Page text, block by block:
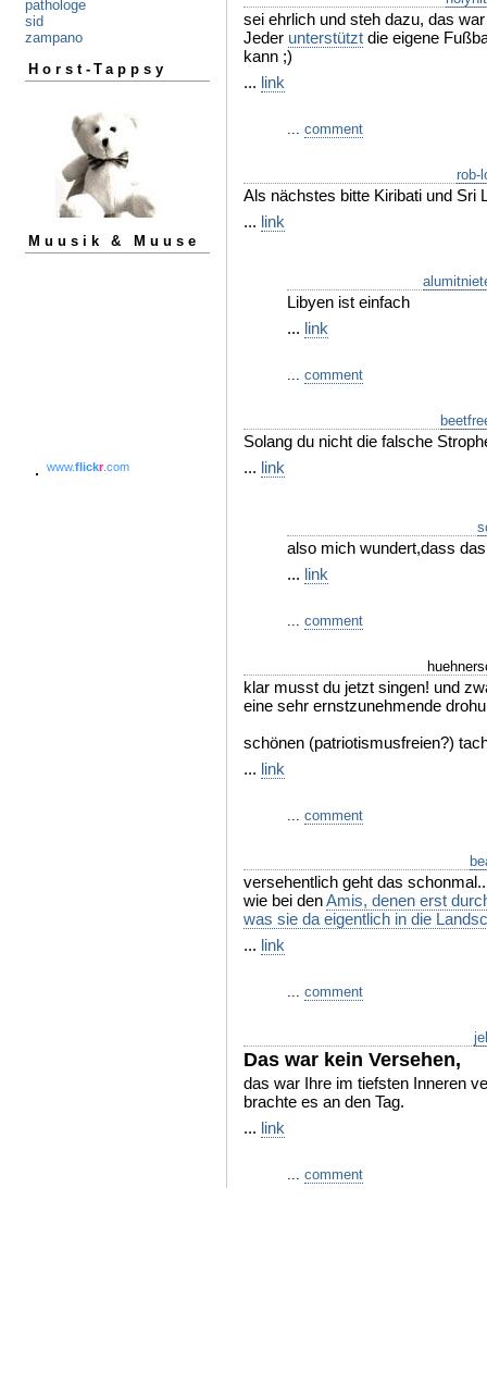
pathologe
sid
zampano
Horst-Tappsy
Muusik & Muuse
www.flickr.com
sei ehrlich und steh dazu, das
Jeder unterstützt die eigene
kann ;)
... link
... comment
rob-
Als nächstes bitte Kiribati und Sri
... link
Libyen ist einfach
... link
... comment
Solang du nicht die falsche
... link
also mich wundert,dass
... link
... comment
klar musst du jetzt singen! und
eine sehr ernstzunehmende
schönen (patriotismusfreien?)
... link
... comment
versehentlich geht das
wie bei denAmis, denen erst
was sie da eigentlich in die
... link
... comment
Das war kein Versehen,
das war Ihre im tiefsten Inneren
brachte es an den Tag.
... link
... comment